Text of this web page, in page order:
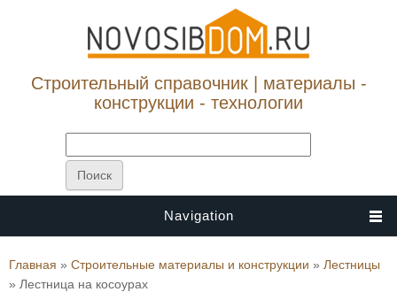
Строительный справочник | материалы -
конструкции - технологии
Navigation
Вы здесь
Главная » Строительные материалы и конструкции » Лестницы
» Лестница на косоурах